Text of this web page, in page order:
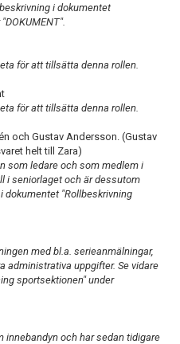
i dokumentet
för att tillsätta denna rollen.
för att tillsätta denna rollen.
och Gustav Andersson. (Gustav
helt till Zara)
som ledare och som medlem i
i seniorlaget och är dessutom
dokumentet "Rollbeskrivning
med bl.a. serieanmälningar,
administrativa uppgifter. Se vidare
sportsektionen" under
innebandyn och har sedan tidigare